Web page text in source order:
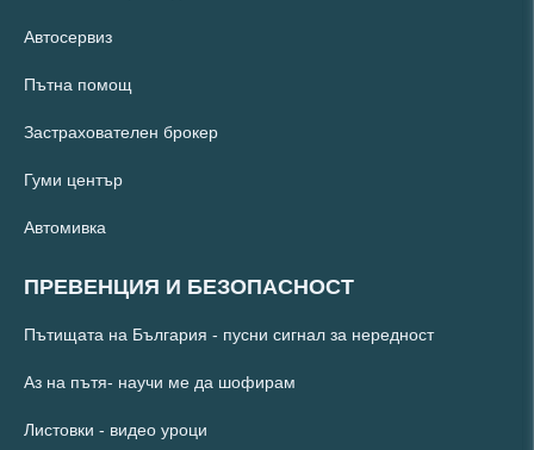
Автосервиз
Пътна помощ
Застрахователен брокер
Гуми център
Автомивка
ПРЕВЕНЦИЯ И БЕЗОПАСНОСТ
Пътищата на България - пусни сигнал за нередност
Аз на пътя- научи ме да шофирам
Листовки - видео уроци